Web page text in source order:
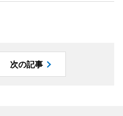
次の記事